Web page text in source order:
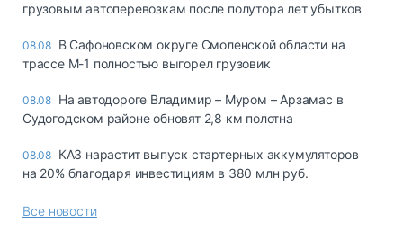
грузовым автоперевозкам после полутора лет убытков
08.08 В Сафоновском округе Смоленской области на
трассе М-1 полностью выгорел грузовик
08.08 На автодороге Владимир – Муром – Арзамас в
Судогодском районе обновят 2,8 км полотна
08.08 КАЗ нарастит выпуск стартерных аккумуляторов
на 20% благодаря инвестициям в 380 млн руб.
Все новости